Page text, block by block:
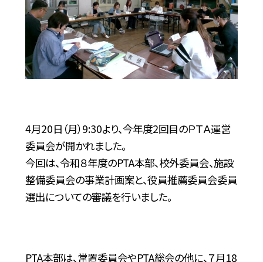
4月20日（月）9:30より、今年度2回目のＰＴＡ運営
委員会が開かれました。
今回は、令和８年度のPTA本部、校外委員会、施設
整備委員会の事業計画案と、役員推薦委員会委員
選出についての審議を行いました。
PTA本部は、常置委員会やPTA総会の他に、７月18